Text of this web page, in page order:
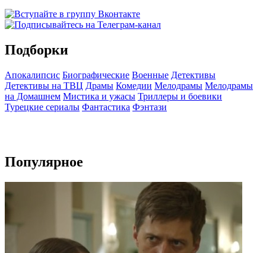
Подборки
Апокалипсис Биографические Военные Детективы
Детективы на ТВЦ Драмы Комедии Мелодрамы Мелодрамы
на Домашнем Мистика и ужасы Триллеры и боевики
Турецкие сериалы Фантастика Фэнтази
Популярное